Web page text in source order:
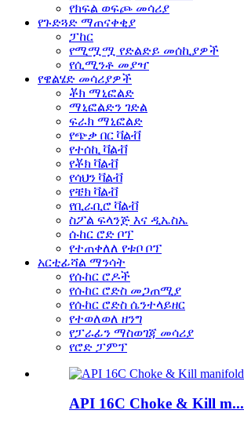
የክፍል ወፍጮ መሳሪያ
የጉድጓድ ማጠናቀቂያ
ፓከር
የሚሟሟ የድልድይ መሰኪያዎች
የሲሚንቶ መያዣ
የዌልሄድ መሳሪያዎች
ቾክ ማኒፎልድ
ማኒፎልድን ገድል
ፍራክ ማኒፎልድ
የጭቃ በር ቫልቭ
የተሰኪ ቫልቭ
የቾክ ቫልቭ
የሳህን ቫልቭ
የቼክ ቫልቭ
የቢራቢሮ ቫልቭ
ስፖል ፍላንጅ እና ዲኤስኤ
ሱከር ሮድ ቦፕ
የተጠቀለለ የቱቦ ቦፕ
አርቲፊሻል ማንሳት
የሱከር ሮዶች
የሱከር ሮድስ መጋጠሚያ
የሱከር ሮድስ ሴንተላይዘር
የተወለወለ ዘንግ
የፓራፊን ማስወገጃ መሳሪያ
የሮድ ፓምፕ
API 16C Choke & Kill m...